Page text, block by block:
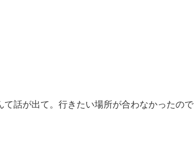
話が出て。行きたい場所が合わなかったので